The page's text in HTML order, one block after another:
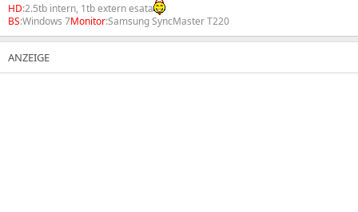
HD:2.5tb intern, 1tb extern esata
BS:Windows 7Monitor:Samsung SyncMaster T220